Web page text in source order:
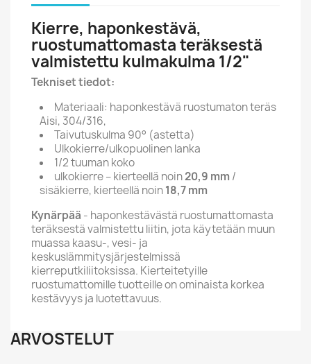
Kierre, haponkestävä,
ruostumattomasta teräksestä
valmistettu kulmakulma 1/2"
Tekniset tiedot:
Materiaali: haponkestävä ruostumaton teräs
Aisi, 304/316,
Taivutuskulma 90° (astetta)
Ulkokierre/ulkopuolinen lanka
1/2 tuuman koko
ulkokierre – kierteellä noin20,9 mm /
sisäkierre, kierteellä noin18,7 mm
Kynärpää - haponkestävästä ruostumattomasta
teräksestä valmistettu liitin, jota käytetään muun
muassa kaasu-, vesi- ja
keskuslämmitysjärjestelmissä
kierreputkiliitoksissa. Kierteitetyille
ruostumattomille tuotteille on ominaista korkea
kestävyys ja luotettavuus.
ARVOSTELUT